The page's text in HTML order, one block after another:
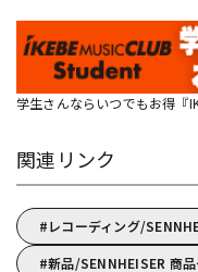
学生さんならいつでもお得『
関連リンク
レコーディング/
新品/SENNHEISER 商品